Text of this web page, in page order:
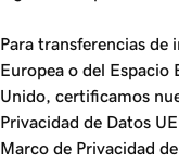
Para transferencias de
Europea o del Espacio
Unido, certificamos
Privacidad de Datos
Marco de Privacidad